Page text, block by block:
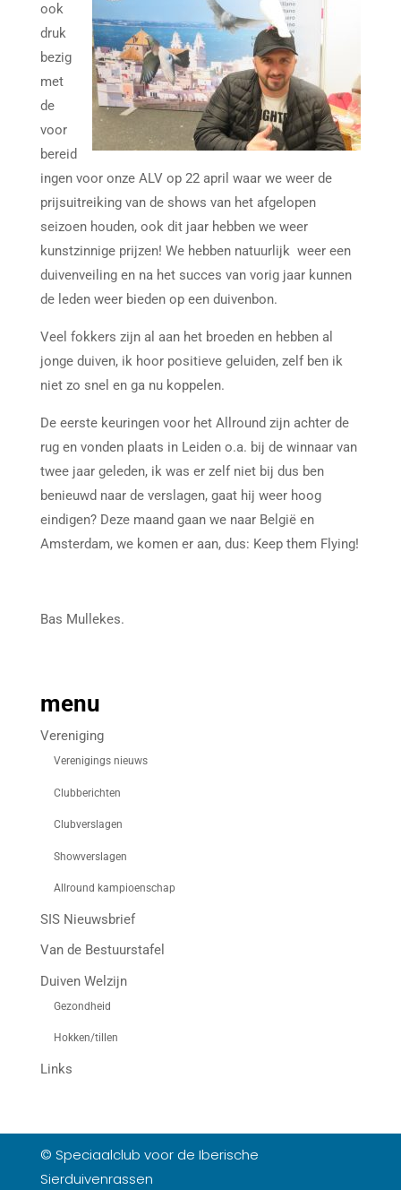
ook
druk
bezig
met
de
voor
bereid
ingen voor onze ALV op 22 april waar we weer de
prijsuitreiking van de shows van het afgelopen
seizoen houden, ook dit jaar hebben we weer
kunstzinnige prijzen! We hebben natuurlijk weer een
duivenveiling en na het succes van vorig jaar kunnen
de leden weer bieden op een duivenbon.
Veel fokkers zijn al aan het broeden en hebben al
jonge duiven, ik hoor positieve geluiden, zelf ben ik
niet zo snel en ga nu koppelen.
De eerste keuringen voor het Allround zijn achter de
rug en vonden plaats in Leiden o.a. bij de winnaar van
twee jaar geleden, ik was er zelf niet bij dus ben
benieuwd naar de verslagen, gaat hij weer hoog
eindigen? Deze maand gaan we naar België en
Amsterdam, we komen er aan, dus: Keep them Flying!
Bas Mullekes.
menu
Vereniging
Verenigings nieuws
Clubberichten
Clubverslagen
Showverslagen
Allround kampioenschap
SIS Nieuwsbrief
Van de Bestuurstafel
Duiven Welzijn
Gezondheid
Hokken/tillen
Links
© Speciaalclub voor de Iberische
Sierduivenrassen